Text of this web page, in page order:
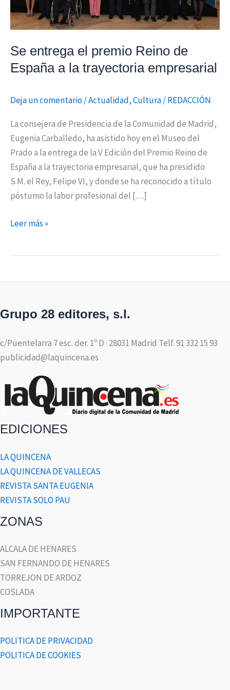
Se entrega el premio Reino de
España a la trayectoria empresarial
Deja un comentario/Actualidad,Cultura/REDACCIÓN
La consejera de Presidencia de la Comunidad de Madrid,
Eugenia Carballedo, ha asistido hoy en el Museo del
Prado a la entrega de la V Edición del Premio Reino de
España a la trayectoria empresarial, que ha presidido
S.M. el Rey, Felipe VI, y donde se ha reconocido a título
póstumo la labor profesional del […]
la
trayectoria
Leer más »
Grupo 28 editores, s.l.
c/Puentelarra 7 esc. der. 1º D · 28031 Madrid Telf. 91 332 15 93
publicidad@laquincena.es
EDICIONES
LA QUINCENA
LA QUINCENA DE VALLECAS
REVISTA SANTA EUGENIA
REVISTA SOLO PAU
ZONAS
ALCALA DE HENARES
SAN FERNANDO DE HENARES
TORREJON DE ARDOZ
COSLADA
IMPORTANTE
POLITICA DE PRIVACIDAD
POLITICA DE COOKIES